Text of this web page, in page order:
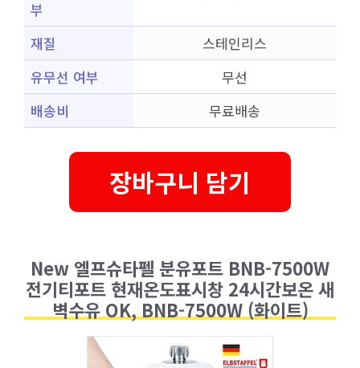
부
재질
스테인리스
유무선 여부
무선
배송비
무료배송
장바구니 담기
New 엘프슈타펠 분유포트 BNB-7500W
전기티포트 현재온도표시창 24시간보온 새
벽수유 OK, BNB-7500W (화이트)